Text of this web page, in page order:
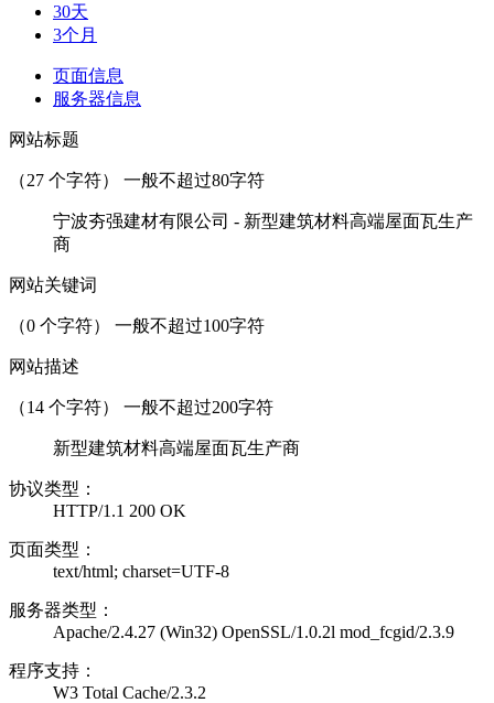
30天
3个月
页面信息
服务器信息
网站标题
（27 个字符） 一般不超过80字符
宁波夯强建材有限公司 - 新型建筑材料高端屋面瓦生产
商
网站关键词
（0 个字符） 一般不超过100字符
网站描述
（14 个字符） 一般不超过200字符
新型建筑材料高端屋面瓦生产商
协议类型：
HTTP/1.1 200 OK
页面类型：
text/html; charset=UTF-8
服务器类型：
Apache/2.4.27 (Win32) OpenSSL/1.0.2l mod_fcgid/2.3.9
程序支持：
W3 Total Cache/2.3.2